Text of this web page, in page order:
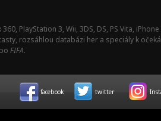
360, PlayStation 3, Wii, 3DS, DS, PS Vita,
rozsáhlou databázi her a speciály k
FIFA.
facebook twitter